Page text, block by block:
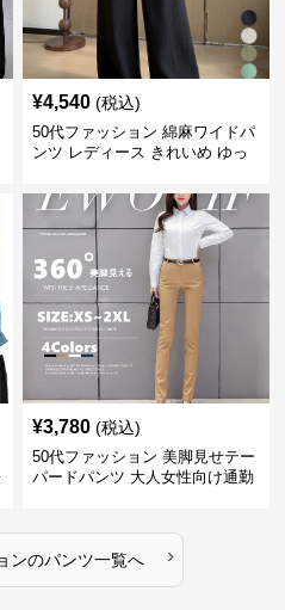
¥4,540 (税込)
50代ファッション 綿麻ワイドパ
ンツ レディース きれいめ ゆっ
¥3,780 (税込)
50代ファッション 美脚見せテー
パードパンツ 大人女性向け通勤
ンのパンツ一覧へ ›